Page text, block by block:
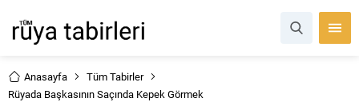
Anasayfa
Tüm Tabirler
Rüyada Başkasının Saçında Kepek Görmek